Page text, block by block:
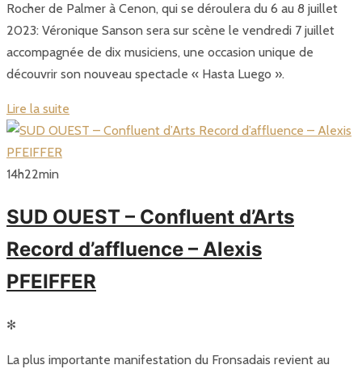
Rocher de Palmer à Cenon, qui se déroulera du 6 au 8 juillet
2023: Véronique Sanson sera sur scène le vendredi 7 juillet
accompagnée de dix musiciens, une occasion unique de
découvrir son nouveau spectacle « Hasta Luego ».
Lire la suite
14h22min
SUD OUEST – Confluent d’Arts
Record d’affluence – Alexis
PFEIFFER
✻
La plus importante manifestation du Fronsadais revient au